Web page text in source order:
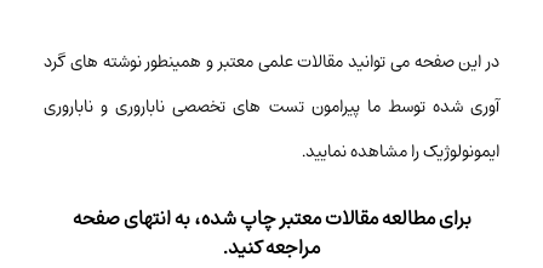
در این صفحه می توانید مقالات علمی معتبر و همینطور نوشته های گرد
آوری شده توسط ما پیرامون تست های تخصصی ناباروری و ناباروری
ایمونولوژیک را مشاهده نمایید.
برای مطالعه مقالات معتبر چاپ شده، به انتهای صفحه
مراجعه کنید.